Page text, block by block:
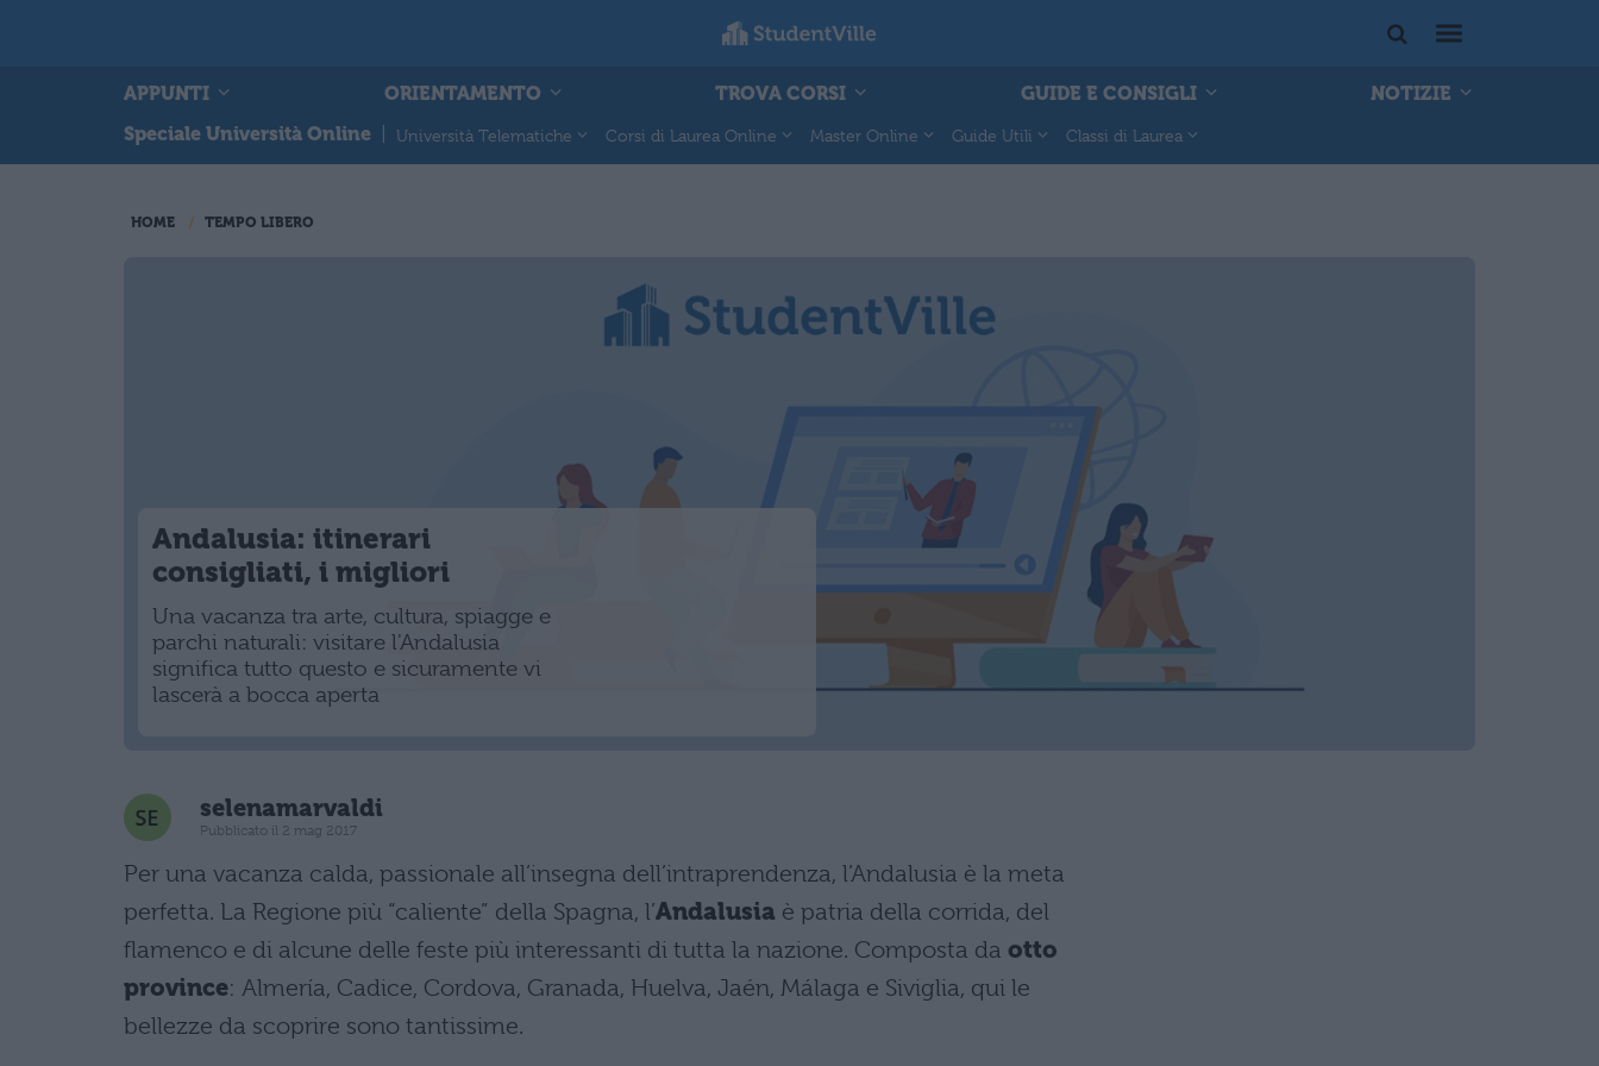
APPUNTI ORIENTAMENTO TROVA CORSI GUIDE E CONSIGLI
NOTIZIE
Speciale Università Online
Università Telematiche Corsi di Laurea Online Master Online Guide Utili Classi di Laurea
HOME TEMPO LIBERO
Andalusia: itinerari
consigliati, i migliori
Una vacanza tra arte, cultura, spiagge e
parchi naturali: visitare l'Andalusia
significa tutto questo e sicuramente vi
lascerà a bocca aperta
selenamarvaldi
Pubblicato il 2 mag 2017
Per una vacanza calda, passionale all’insegna dell’intraprendenza, l’Andalusia è la meta
perfetta. La Regione più “caliente” della Spagna, l’Andalusia è patria della corrida, del
flamenco e di alcune delle feste più interessanti di tutta la nazione. Composta da otto
province: Almería, Cadice, Cordova, Granada, Huelva, Jaén, Málaga e Siviglia, qui le
bellezze da scoprire sono tantissime.